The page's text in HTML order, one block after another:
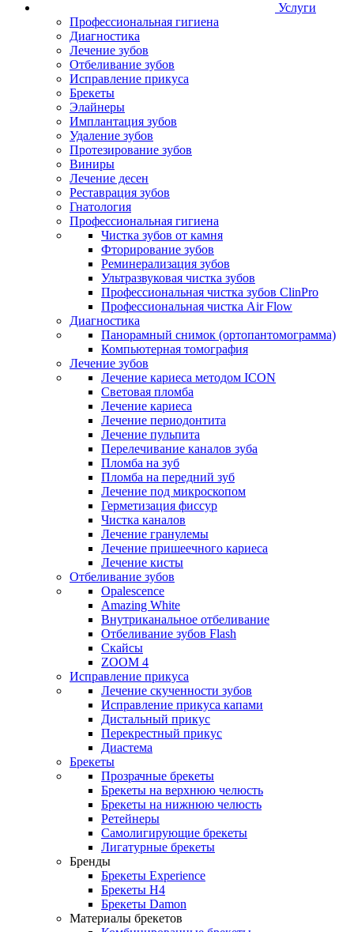
Услуги
Профессиональная гигиена
Диагностика
Лечение зубов
Отбеливание зубов
Исправление прикуса
Брекеты
Элайнеры
Имплантация зубов
Удаление зубов
Протезирование зубов
Виниры
Лечение десен
Реставрация зубов
Гнатология
Профессиональная гигиена
Чистка зубов от камня
Фторирование зубов
Реминерализация зубов
Ультразвуковая чистка зубов
Профессиональная чистка зубов ClinPro
Профессиональная чистка Air Flow
Диагностика
Панорамный снимок (ортопантомограмма)
Компьютерная томография
Лечение зубов
Лечение кариеса методом ICON
Световая пломба
Лечение кариеса
Лечение периодонтита
Лечение пульпита
Перелечивание каналов зуба
Пломба на зуб
Пломба на передний зуб
Лечение под микроскопом
Герметизация фиссур
Чистка каналов
Лечение гранулемы
Лечение пришеечного кариеса
Лечение кисты
Отбеливание зубов
Opalescence
Amazing White
Внутриканальное отбеливание
Отбеливание зубов Flash
Скайсы
ZOOM 4
Исправление прикуса
Лечение скученности зубов
Исправление прикуса капами
Дистальный прикус
Перекрестный прикус
Диастема
Брекеты
Прозрачные брекеты
Брекеты на верхнюю челюсть
Брекеты на нижнюю челюсть
Ретейнеры
Самолигирующие брекеты
Лигатурные брекеты
Бренды
Брекеты Experience
Брекеты H4
Брекеты Damon
Материалы брекетов